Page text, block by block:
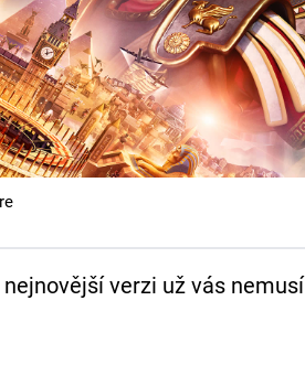
verzi už vás nemusí